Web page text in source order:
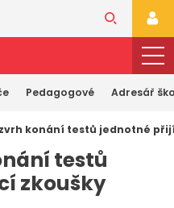
Pedagogové Adresář
konání testů jednotné
testů
zkoušky